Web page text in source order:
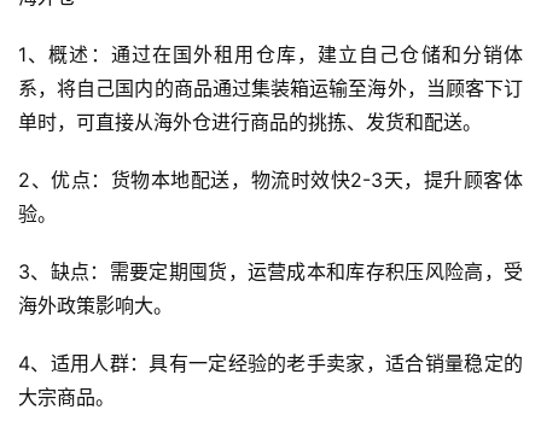
全
球
开
店
跨
百
科
社
媒
营
1、概述：通过在国外租用仓库，建立自己仓储和分销体
系，将自己国内的商品通过集装箱运输至海外，当顾客下订
单时，可直接从海外仓进行商品的挑拣、发货和配送。
2、优点：货物本地配送，物流时效快2-3天，提升顾客体
验。
3、缺点：需要定期囤货，运营成本和库存积压风险高，受
海外政策影响大。
4、适用人群：具有一定经验的老手卖家，适合销量稳定的
大宗商品。